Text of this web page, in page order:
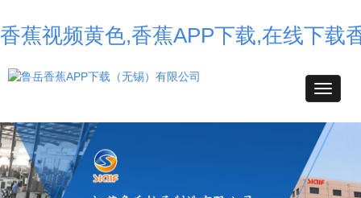
香蕉视频黄色,香蕉APP下载,在线下载